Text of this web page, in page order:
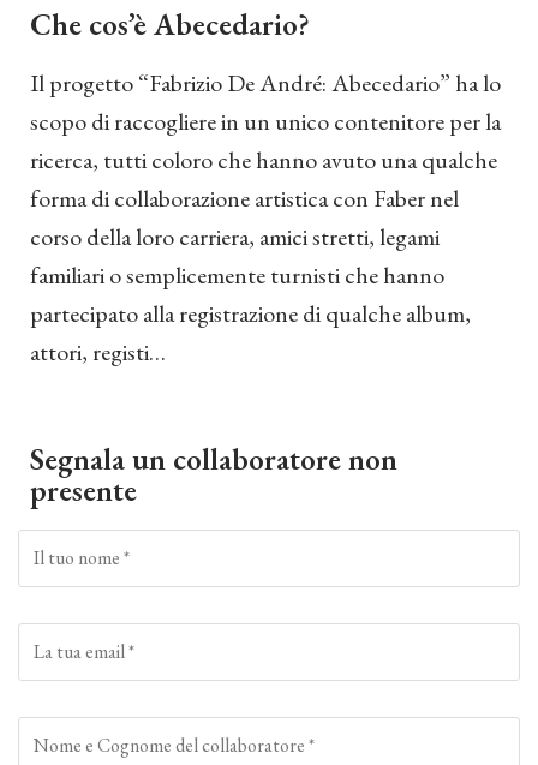
Che cos’è Abecedario?
Il progetto “Fabrizio De André: Abecedario” ha lo
scopo di raccogliere in un unico contenitore per la
ricerca, tutti coloro che hanno avuto una qualche
forma di collaborazione artistica con Faber nel
corso della loro carriera, amici stretti, legami
familiari o semplicemente turnisti che hanno
partecipato alla registrazione di qualche album,
attori, registi…
Segnala un collaboratore non
presente